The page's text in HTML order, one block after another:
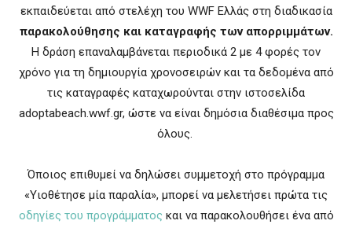
εκπαιδεύεται από στελέχη του WWF Ελλάς στη διαδικασία
παρακολούθησης και καταγραφής των απορριμμάτων.
Η δράση επαναλαμβάνεται περιοδικά 2 με 4 φορές τον
χρόνο για τη δημιουργία χρονοσειρών και τα δεδομένα από
τις καταγραφές καταχωρούνται στην ιστοσελίδα
adoptabeach.wwf.gr, ώστε να είναι δημόσια διαθέσιμα προς
όλους.
Όποιος επιθυμεί να δηλώσει συμμετοχή στο πρόγραμμα
«Υιοθέτησε μία παραλία», μπορεί να μελετήσει πρώτα τις
οδηγίες του προγράμματος και να παρακολουθήσει ένα από